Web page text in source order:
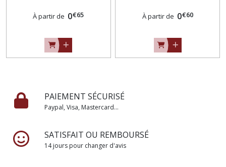
choix
À partir de 0€65 À partir de 0€60
PAIEMENT SÉCURISÉ
Paypal, Visa, Mastercard...
SATISFAIT OU REMBOURSÉ
14 jours pour changer d'avis